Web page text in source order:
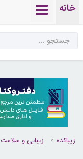
خانه
زیباکده زیبایی و سلامت